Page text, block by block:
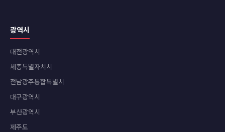
광역시
대전광역시
세종특별자치시
전남광주통합특별시
대구광역시
부산광역시
제주도